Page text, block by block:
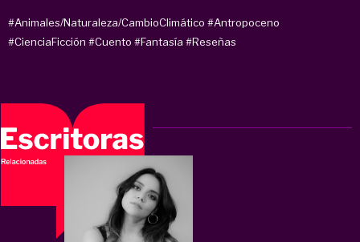
#Animales/Naturaleza/CambioClimático #Antropoceno
#CienciaFicción #Cuento #Fantasía #Reseñas